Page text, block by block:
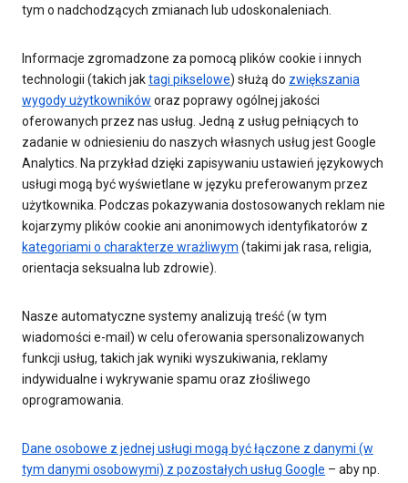
tym o nadchodzących zmianach lub udoskonaleniach.
Informacje zgromadzone za pomocą plików cookie i innych
technologii (takich jaktagi pikselowe) służą do zwiększania
wygody użytkowników oraz poprawy ogólnej jakości
oferowanych przez nas usług. Jedną z usług pełniących to
zadanie w odniesieniu do naszych własnych usług jest Google
Analytics. Na przykład dzięki zapisywaniu ustawień językowych
usługi mogą być wyświetlane w języku preferowanym przez
użytkownika. Podczas pokazywania dostosowanych reklam nie
kojarzymy plików cookie ani anonimowych identyfikatorów z
kategoriami o charakterze wrażliwym (takimi jak rasa, religia,
orientacja seksualna lub zdrowie).
Nasze automatyczne systemy analizują treść (w tym
wiadomości e-mail) w celu oferowania spersonalizowanych
funkcji usług, takich jak wyniki wyszukiwania, reklamy
indywidualne i wykrywanie spamu oraz złośliwego
oprogramowania.
Dane osobowe z jednej usługi mogą być łączone z danymi (w
tym danymi osobowymi) z pozostałych usług Google – aby np.